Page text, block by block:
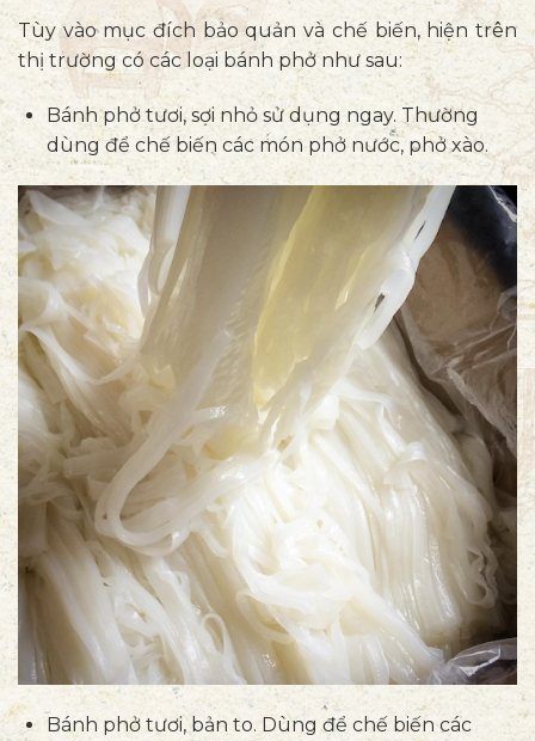
Tùy vào mục đích bảo quản và chế biến, hiện trên
thị trường có các loại bánh phở như sau:
Bánh phở tươi, sợi nhỏ sử dụng ngay. Thường
dùng để chế biến các món phở nước, phở xào.
Bánh phở tươi, bản to. Dùng để chế biến các